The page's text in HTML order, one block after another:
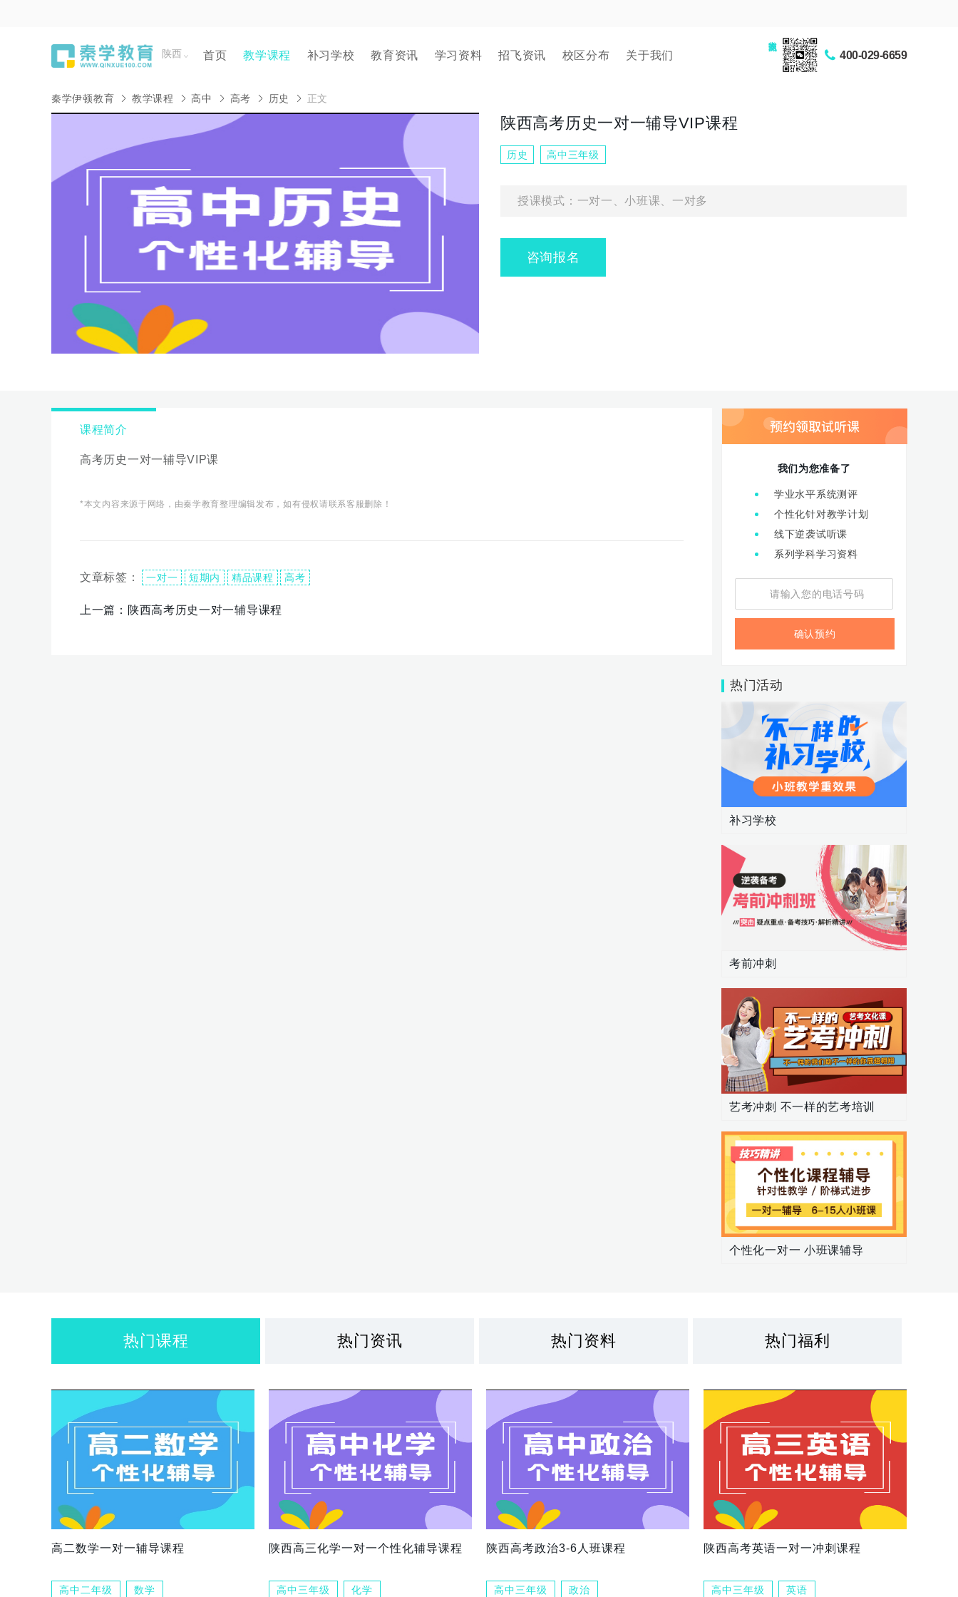
陕西 首页 教学课程 补习学校 教育资讯 学习资料 招飞资讯 校区分布 关于我们 400-029-6659
秦学伊顿教育 教学课程 高中 高考 历史 正文
陕西高考历史一对一辅导VIP课程
历史 高中三年级
授课模式：一对一、小班课、一对多
咨询报名
课程简介
高考历史一对一辅导VIP课
*本文内容来源于网络，由秦学教育整理编辑发布，如有侵权请联系客服删除！
文章标签： 一对一 短期内 精品课程 高考
上一篇： 陕西高考历史一对一辅导课程
我们为您准备了
学业水平系统测评
个性化针对教学计划
线下逆袭试听课
系列学科学习资料
确认预约
热门活动
补习学校
考前冲刺
艺考冲刺 不一样的艺考培训
个性化一对一 小班课辅导
热门课程 热门资讯 热门资料 热门福利
高二数学一对一辅导课程
高中二年级 数学
陕西高三化学一对一个性化辅导课程
高中三年级 化学
陕西高考政治3-6人班课程
高中三年级 政治
陕西高考英语一对一冲刺课程
高中三年级 英语